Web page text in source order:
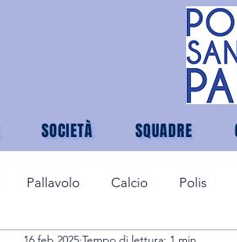
SOCIETÀ SQUADRE
Pallavolo Calcio Polis